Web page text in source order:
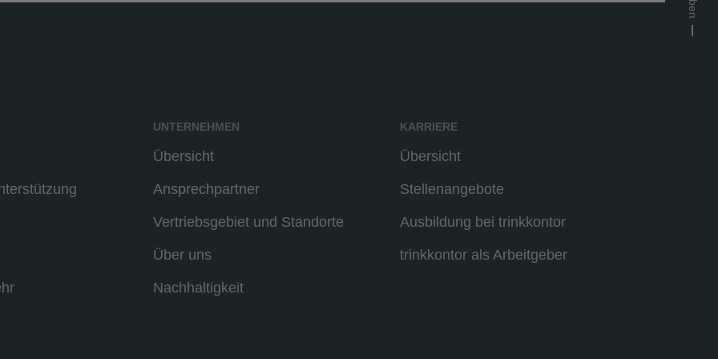
UNTERNEHMEN
Übersicht
Ansprechpartner
Vertriebsgebiet und Standorte
Über uns
Nachhaltigkeit
KARRIERE
Übersicht
Stellenangebote
Ausbildung bei trinkkontor
trinkkontor als Arbeitgeber